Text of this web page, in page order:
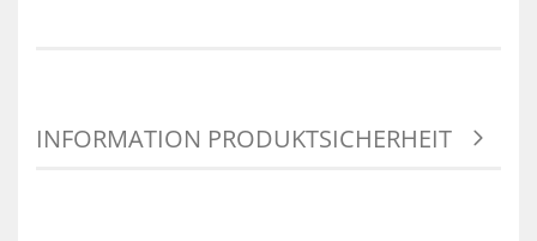
INFORMATION PRODUKTSICHERHEIT